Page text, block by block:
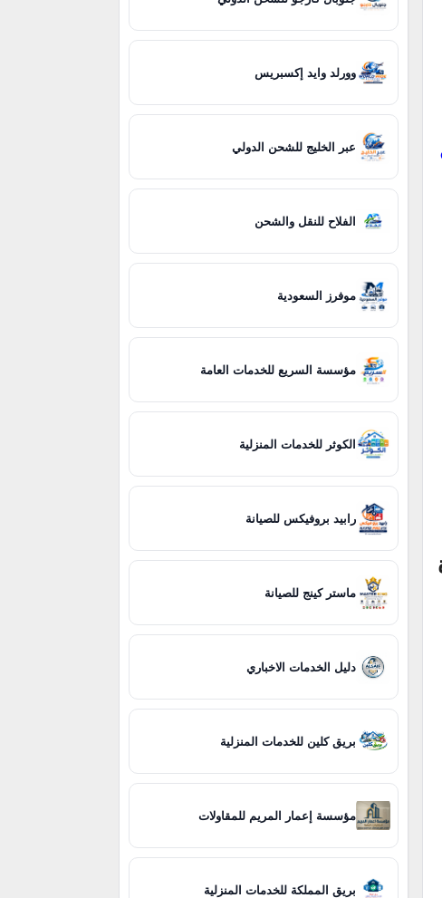
وورلد وايد إكسبريس
عبر الخليج للشحن الدولي
الفلاح للنقل والشحن
موفرز السعودية
مؤسسة السريع للخدمات العامة
الكوثر للخدمات المنزلية
رابيد بروفيكس للصيانة
ماستر كينج للصيانة
دليل الخدمات الاخباري
بريق كلين للخدمات المنزلية
مؤسسة إعمار المريم للمقاولات
بريق المملكة للخدمات المنزلية